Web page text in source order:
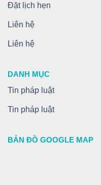
Đặt lịch hẹn
Liên hệ
Liên hệ
DANH MỤC
Tin pháp luật
Tin pháp luật
BẢN ĐỒ GOOGLE MAP